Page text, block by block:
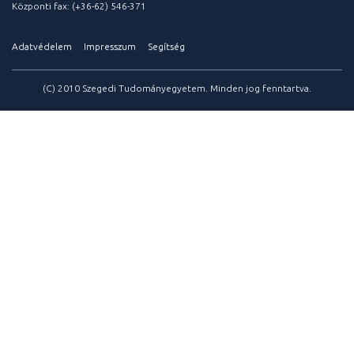
Központi fax: (+36-62) 546-371
Adatvédelem Impresszum Segítség
(C) 2010 Szegedi Tudományegyetem. Minden jog fenntartva.